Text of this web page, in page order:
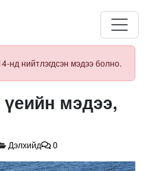
нд нийтлэгдсэн мэдээ болно.
мэдээ,
Дэлхийд 0